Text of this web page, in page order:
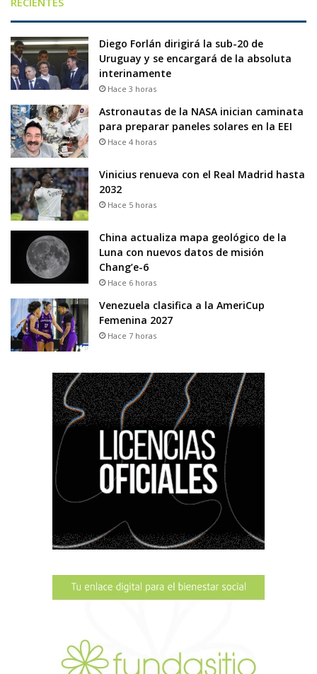
Diego Forlán dirigirá la sub-20 de
Uruguay y se encargará de la absoluta
interinamente
Hace 3 horas
Astronautas de la NASA inician caminata
para preparar paneles solares en la EEI
Hace 4 horas
Vinicius renueva con el Real Madrid hasta
2032
Hace 5 horas
China actualiza mapa geológico de la
Luna con nuevos datos de misión
Chang’e-6
Hace 6 horas
Venezuela clasifica a la AmeriCup
Femenina 2027
Hace 7 horas